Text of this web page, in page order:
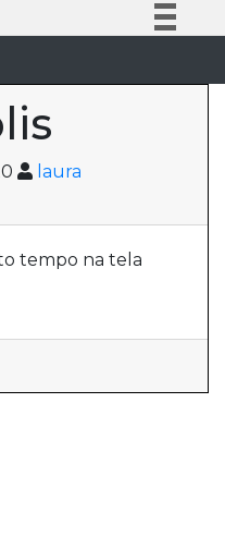
Comunica BR
Legislação
laura
tempo na tela